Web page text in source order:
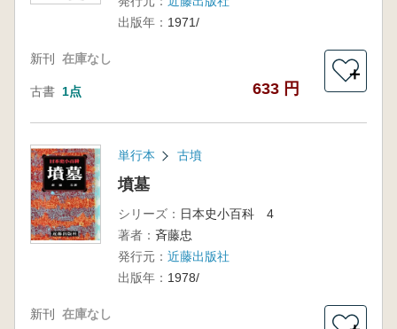
出版年： 1971/
新刊 在庫なし
古書 1点 633 円
＋
単行本 古墳
墳墓
シリーズ： 日本史小百科 4
著者： 斉藤忠
発行元： 近藤出版社
出版年： 1978/
新刊 在庫なし